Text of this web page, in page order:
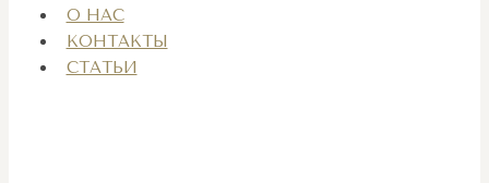
О НАС
КОНТАКТЫ
СТАТЬИ